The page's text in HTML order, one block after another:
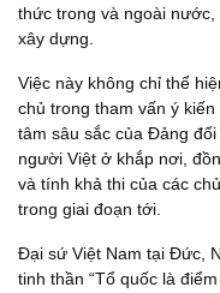
thức trong và ngoài
xây dựng.
Việc này không chỉ thể
chủ trong tham vấn ý
tâm sâu sắc của Đảng
người Việt ở khắp nơi,
và tính khả thi của các
trong giai đoạn tới.
Đại sứ Việt Nam tại Đức,
tinh thần “Tổ quốc là